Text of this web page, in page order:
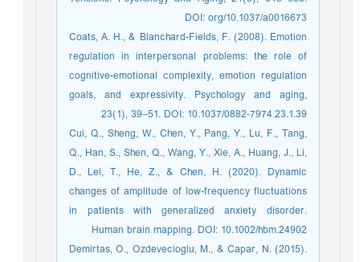
DOI: org/10.1037/a0016673
Coats, A. H., & Blanchard-Fields, F. (2008). Emotion
regulation in interpersonal problems: the role of
cognitive-emotional complexity, emotion regulation
goals, and expressivity. Psychology and aging,
23(1), 39–51. DOI: 10.1037/0882-7974.23.1.39
Cui, Q., Sheng, W., Chen, Y., Pang, Y., Lu, F., Tang,
Q., Han, S., Shen, Q., Wang, Y., Xie, A., Huang, J., Li,
D., Lei, T., He, Z., & Chen, H. (2020). Dynamic
changes of amplitude of low-frequency fluctuations
in patients with generalized anxiety disorder.
Human brain mapping. DOI: 10.1002/hbm.24902
Demirtas, O., Ozdevecioglu, M., & Capar, N. (2015).